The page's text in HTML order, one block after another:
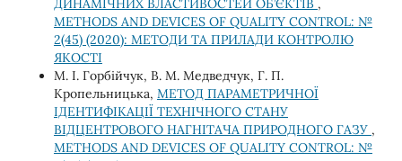
ДИНАМІЧНИХ ВЛАСТИВОСТЕЙ ОБ’ЄКТІВ ,
METHODS AND DEVICES OF QUALITY CONTROL: №
2(45) (2020): МЕТОДИ ТА ПРИЛАДИ КОНТРОЛЮ
ЯКОСТІ
М. І. Горбійчук, В. М. Медведчук, Г. П.
Кропельницька, МЕТОД ПАРАМЕТРИЧНОЇ
ІДЕНТИФІКАЦІЇ ТЕХНІЧНОГО СТАНУ
ВІДЦЕНТРОВОГО НАГНІТАЧА ПРИРОДНОГО ГАЗУ ,
METHODS AND DEVICES OF QUALITY CONTROL: №